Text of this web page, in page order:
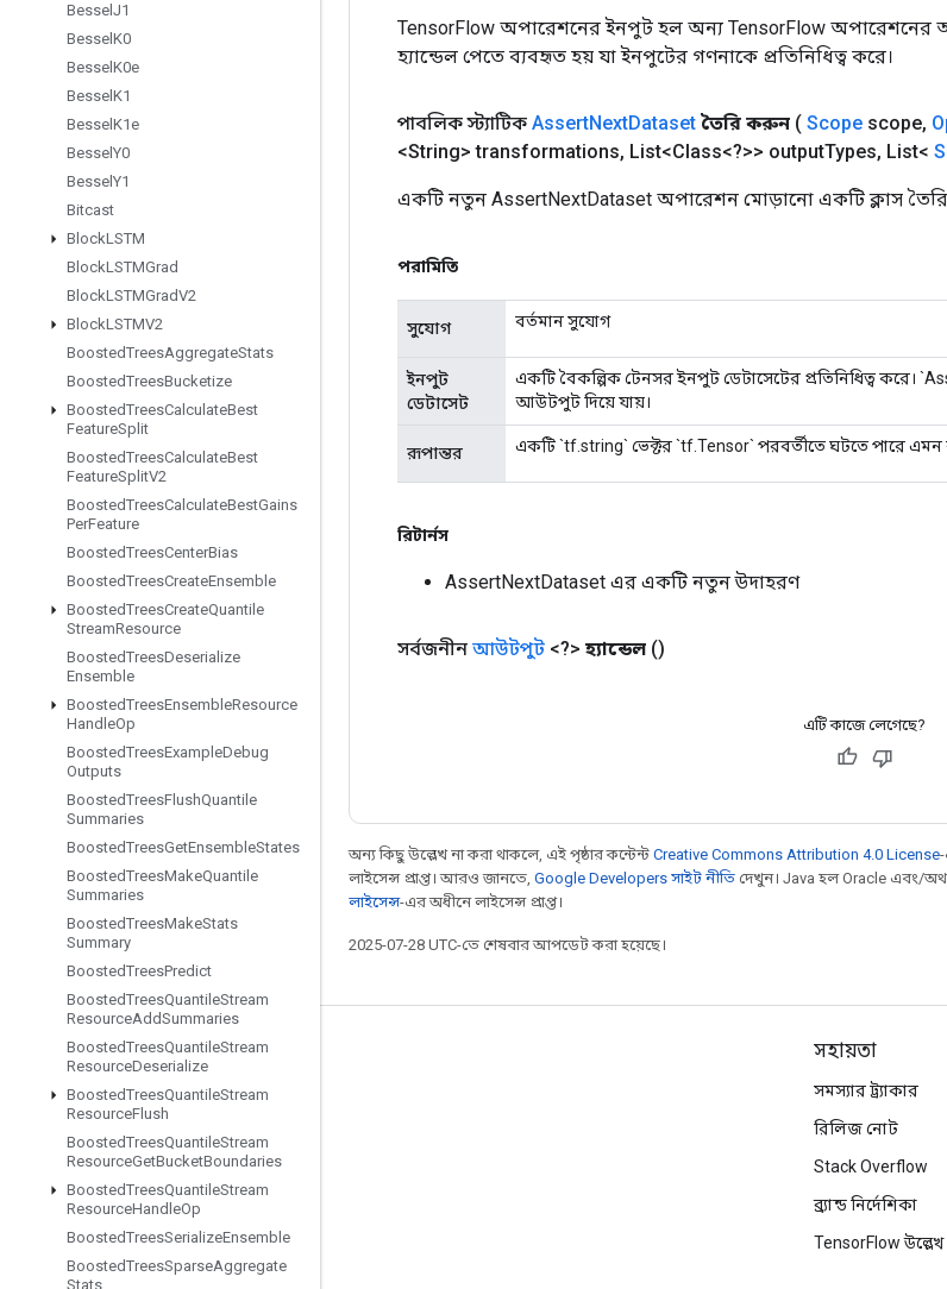
Bessel J1
Bessel K0
Bessel K0e
Bessel K1
Bessel K1e
Bessel Y0
Bessel Y1
Bitcast
BlockLSTM
BlockLSTMGrad
BlockLSTMGradV2
BlockLSTMV2
BoostedTreesAggregateStats
BoostedTreesBucketize
BoostedTreesCalculateBest
FeatureSplit
BoostedTreesCalculateBest
FeatureSplitV2
BoostedTreesCalculateBestGains
PerFeature
BoostedTreesCenterBias
BoostedTreesCreateEnsemble
BoostedTreesCreateQuantile
StreamResource
BoostedTreesDeserialize
Ensemble
BoostedTreesEnsembleResource
HandleOp
BoostedTreesExampleDebug
Outputs
BoostedTreesFlushQuantile
Summaries
BoostedTreesGetEnsembleStates
BoostedTreesMakeQuantile
Summaries
BoostedTreesMakeStats
Summary
BoostedTreesPredict
BoostedTreesQuantileStream
ResourceAddSummaries
BoostedTreesQuantileStream
ResourceDeserialize
BoostedTreesQuantileStream
ResourceFlush
BoostedTreesQuantileStream
ResourceGetBucketBoundaries
BoostedTreesQuantileStream
ResourceHandleOp
BoostedTreesSerializeEnsemble
BoostedTreesSparseAggregate
Stats
TensorFlow অপারেশনের ইনপুট হল অন্য TensorFlow অপারেশনের
হ্যান্ডেল পেতে ব্যবহৃত হয় যা ইনপুটের গণনাকে প্রতিনিধিত্ব করে।
পাবলিক স্ট্যাটিক AssertNextDataset তৈরি করুন ( Scope scope,
<String> transformations, List<Class<?>> outputTypes, List<
একটি নতুন AssertNextDataset অপারেশন মোড়ানো একটি ক্লাস তৈরি
পরামিতি
সুযোগ বর্তমান সুযোগ
ইনপুট
ডেটাসেট
একটি বৈকল্পিক টেনসর ইনপুট ডেটাসেটের প্রতিনিধিত্ব করে।
আউটপুট দিয়ে যায়।
রূপান্তর একটি `tf.string` ভেক্টর `tf.Tensor` পরবর্তীতে ঘটতে পারে এমন
রিটার্নস
AssertNextDataset এর একটি নতুন উদাহরণ
সর্বজনীন আউটপুট <?> হ্যান্ডেল ()
এটি কাজে লেগেছে?
অন্য কিছু উল্লেখ না করা থাকলে, এই পৃষ্ঠার কন্টেন্ট Creative Commons Attribution 4.0 License
লাইসেন্স প্রাপ্ত। আরও জানতে, Google Developers সাইট নীতি দেখুন। Java হল Oracle এবং/অথবা
লাইসেন্স-এর অধীনে লাইসেন্স প্রাপ্ত।
2025-07-28 UTC-তে শেষবার আপডেট করা হয়েছে।
সবসময় যুক্ত থাকুন
GitHub
Twitter
YouTube
সহায়তা
সমস্যার ট্র্যাকার
রিলিজ নোট
Stack Overflow
ব্র্যান্ড নির্দেশিকা
TensorFlow